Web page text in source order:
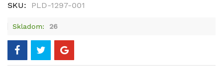
SKU PLD-1297-001
Skladom 26